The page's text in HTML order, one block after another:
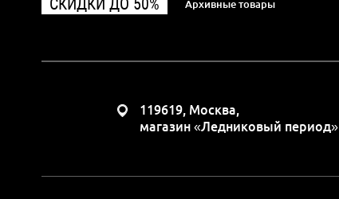
СКИДКИ ДО 50% Архивные товары
119619, Москва,
магазин «Ледниковый период»